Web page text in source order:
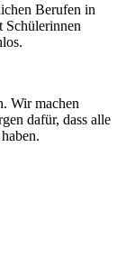
Berufen in
Schülerinnen
Wir machen
dafür, dass alle